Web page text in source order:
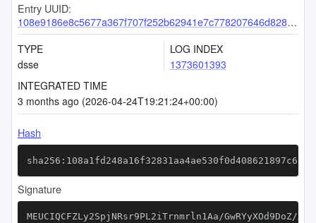
Entry UUID:
108e9186e8c5677a367f707f252b62941e7c778207646d828548b23f2434704dd0eb8abbbec6f569
TYPE
dsse
LOG INDEX
1373601393
INTEGRATED TIME
3 months ago (2026-04-24T19:21:24+00:00)
Hash
Signature
MEUCIQCFZLy2SpjNRsr9PL2iTrnmrln1Aa/GwRYyXOd9DoZ/